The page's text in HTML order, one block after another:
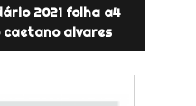
2021 folha a4
caetano alvares